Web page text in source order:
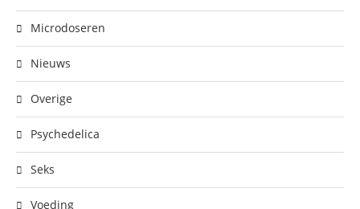
Microdoseren
Nieuws
Overige
Psychedelica
Seks
Voeding